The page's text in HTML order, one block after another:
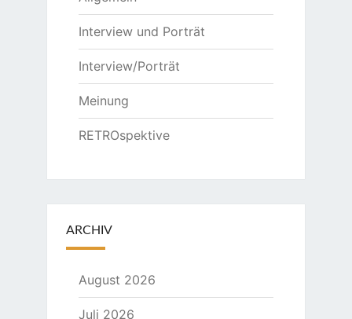
Interview und Porträt
Interview/Porträt
Meinung
RETROspektive
ARCHIV
August 2026
Juli 2026